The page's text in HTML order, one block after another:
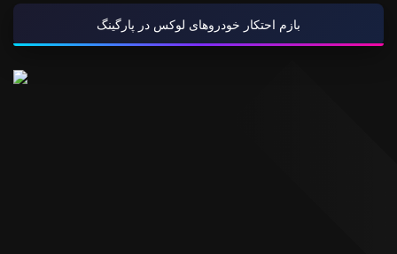
بازم احتکار خودروهای لوکس در پارگینگ